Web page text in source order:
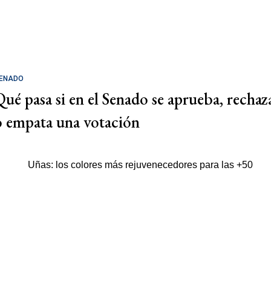
pasa si en el Senado se aprueba,
empata una votación